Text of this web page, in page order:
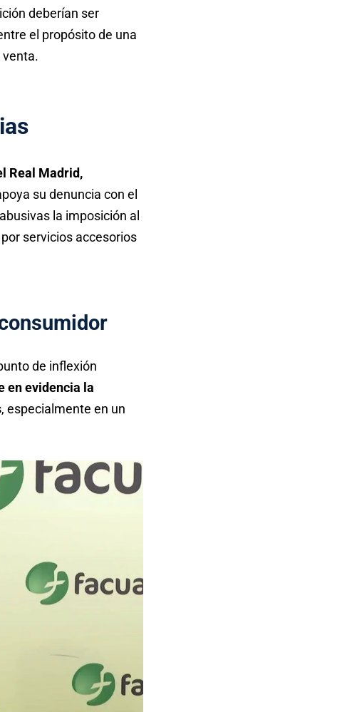
deberían ser
el propósito de una
venta.
Real Madrid,
su denuncia con el
la imposición al
servicios accesorios
de inflexión
en evidencia la
, especialmente en un